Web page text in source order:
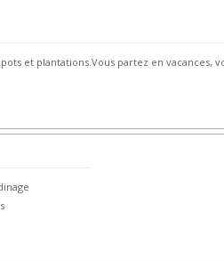
et plantations.Vous partez en vacances,